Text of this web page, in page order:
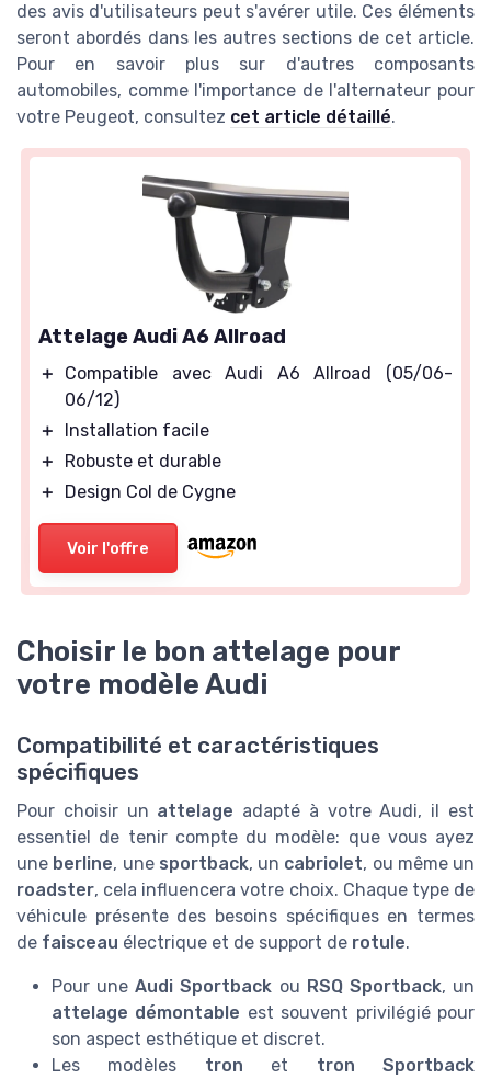
des avis d'utilisateurs peut s'avérer utile. Ces éléments
seront abordés dans les autres sections de cet article.
Pour en savoir plus sur d'autres composants
automobiles, comme l'importance de l'alternateur pour
votre Peugeot, consultez cet article détaillé.
Attelage Audi A6 Allroad
＋
Compatible avec Audi A6 Allroad (05/06-
06/12)
＋
Installation facile
＋
Robuste et durable
＋
Design Col de Cygne
Voir l'offre
Choisir le bon attelage pour
votre modèle Audi
Compatibilité et caractéristiques
spécifiques
Pour choisir un attelage adapté à votre Audi, il est
essentiel de tenir compte du modèle: que vous ayez
une berline, une sportback, un cabriolet, ou même un
roadster, cela influencera votre choix. Chaque type de
véhicule présente des besoins spécifiques en termes
de faisceau électrique et de support de rotule.
Pour uneAudi Sportback ou RSQ Sportback, un
attelage démontable est souvent privilégié pour
son aspect esthétique et discret.
Les modèles tron et tron Sportback